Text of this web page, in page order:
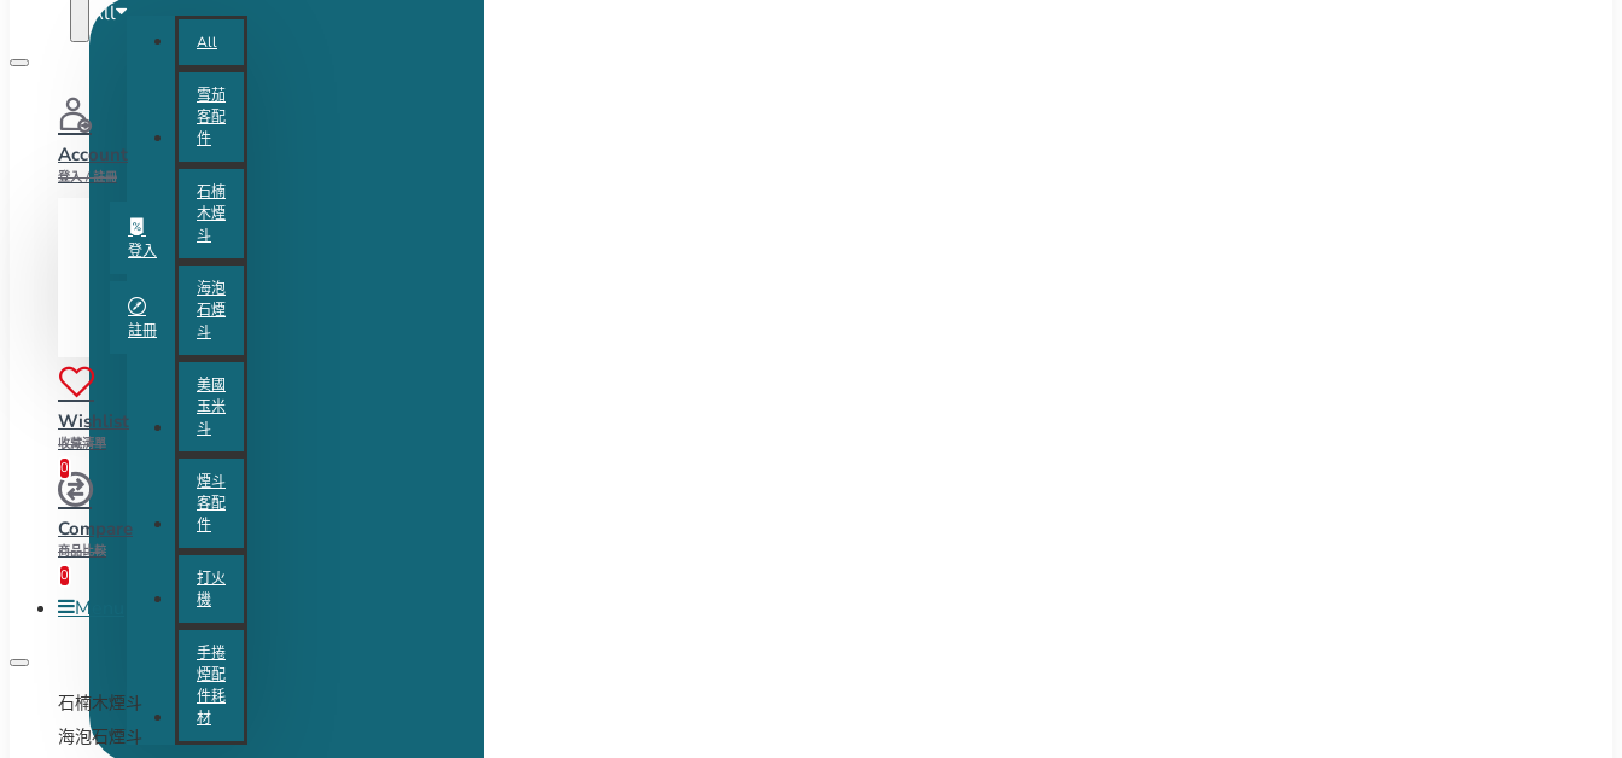
All
All
雪茄
客配
件
石楠
木煙
斗
海泡
石煙
斗
美國
玉米
斗
煙斗
客配
件
打火
機
手捲
煙配
件耗
材
Account
登入 / 註冊
登入
註冊
Wishlist
收藏清單
0
Compare
商品比較
0
Menu
石楠木煙斗
海泡石煙斗